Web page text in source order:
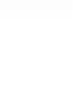
khách đều